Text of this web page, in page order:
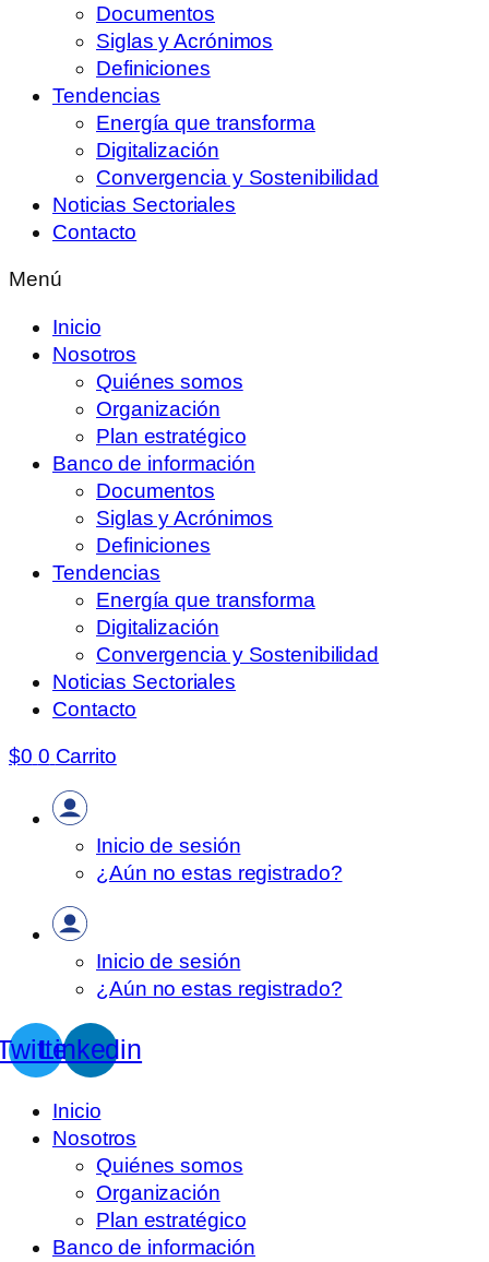
Documentos
Siglas y Acrónimos
Definiciones
Tendencias
Energía que transforma
Digitalización
Convergencia y Sostenibilidad
Noticias Sectoriales
Contacto
Menú
Inicio
Nosotros
Quiénes somos
Organización
Plan estratégico
Banco de información
Documentos
Siglas y Acrónimos
Definiciones
Tendencias
Energía que transforma
Digitalización
Convergencia y Sostenibilidad
Noticias Sectoriales
Contacto
$0 0 Carrito
Inicio de sesión
¿Aún no estas registrado?
Inicio de sesión
¿Aún no estas registrado?
Linkedin
Inicio
Nosotros
Quiénes somos
Organización
Plan estratégico
Banco de información